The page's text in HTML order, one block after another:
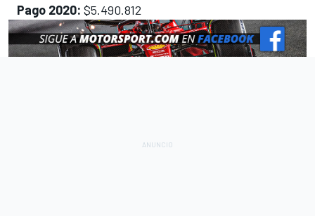
Pago 2020: $5.490.812